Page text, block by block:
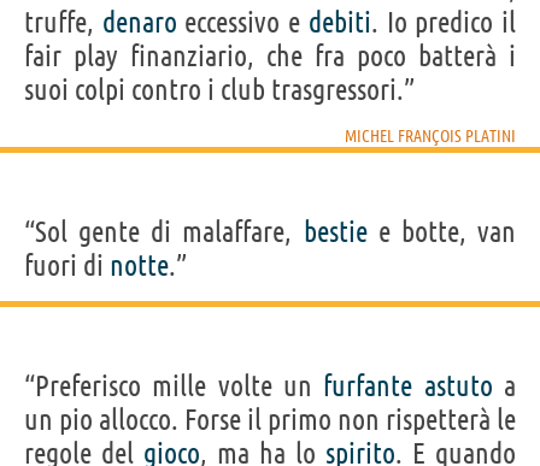
truffe, denaro eccessivo e debiti. Io predico il
fair play finanziario, che fra poco batterà i
suoi colpi contro i club trasgressori.”
MICHEL FRANÇOIS PLATINI
“Sol gente di malaffare, bestiee botte, van
fuori di notte.”
“Preferisco mille volte un furfante astuto a
un pio allocco. Forse il primo non rispetterà le
regole del gioco, ma ha lo spirito. E quando